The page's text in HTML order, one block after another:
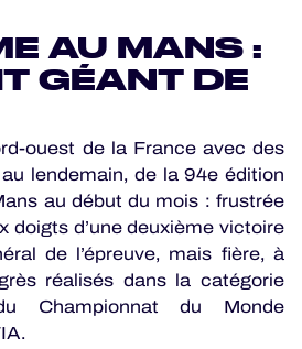
AU MANS :
GÉANT DE
ouest de la France avec des
lendemain, de la 94e édition
au début du mois : frustrée
doigts d’une deuxième victoire
de l’épreuve, mais fière, à
réalisés dans la catégorie
Championnat du Monde